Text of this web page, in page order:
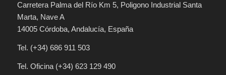
Carretera Palma del Río Km 5, Poligono Industrial Santa
Marta, Nave A
14005 Córdoba, Andalucía, España
Tel. (+34) 686 911 503
Tel. Oficina (+34) 623 129 490